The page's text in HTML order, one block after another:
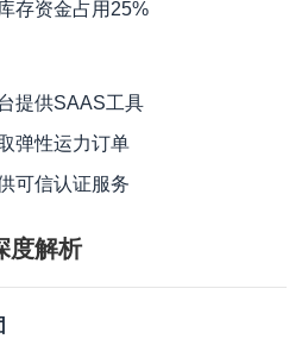
存资金占用25%
提供SAAS工具
弹性运力订单
可信认证服务
度解析